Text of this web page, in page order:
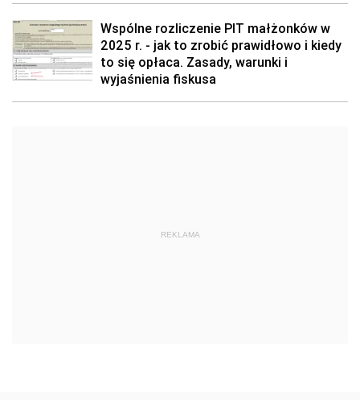
Wspólne rozliczenie PIT małżonków w
2025 r. - jak to zrobić prawidłowo i kiedy
to się opłaca. Zasady, warunki i
wyjaśnienia fiskusa
REKLAMA